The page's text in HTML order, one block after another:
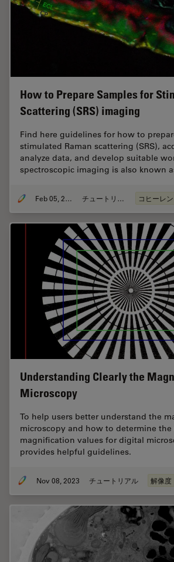
How to Prepare Samples for
Scattering (SRS) imaging
Find here guidelines for how to
stimulated Raman scattering (SRS),
analyze data, and develop suitable
spectroscopic imaging is also known
Feb 05, 2024 チュートリアル
Understanding Clearly the
Microscopy
To help users better understand the
microscopy and how to determine
magnification values for digital
provides helpful guidelines.
Nov 08, 2023 チュートリアル 解像度